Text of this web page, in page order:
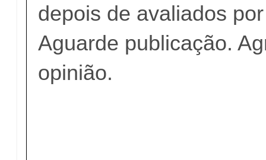
depois de avaliados
Aguarde publicação.
opinião.